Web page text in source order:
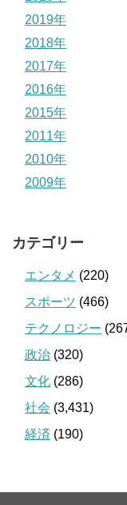
2019年
2018年
2017年
2016年
2015年
2011年
2010年
2009年
カテゴリー
エンタメ (220)
スポーツ (466)
テクノロジー
政治 (320)
文化 (286)
社会 (3,431)
経済 (190)